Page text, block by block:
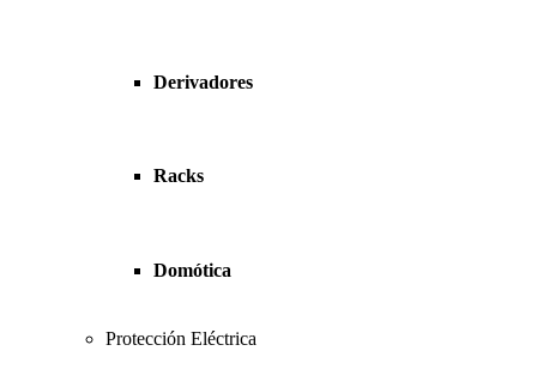
Derivadores
Racks
Domótica
Protección Eléctrica